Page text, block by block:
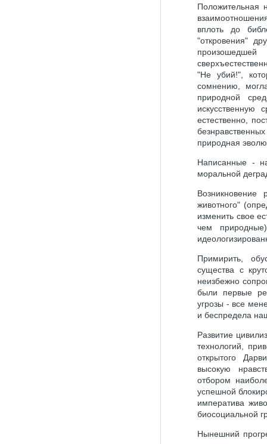
Положительная
вплоть до
"откровения"
произошедшей
"Не убий!",
сомнению,
природной
естественно,
природная
Hаписанные -
моральной
Возникновение
животного"
изменить свое
чем
Примирить,
существа с
неизбежно
были первые
угрозы - все
и беспредела
Развитие
технологий,
открытого
высокую
отбором
успешной
императива
биосоциальной
Нынешний